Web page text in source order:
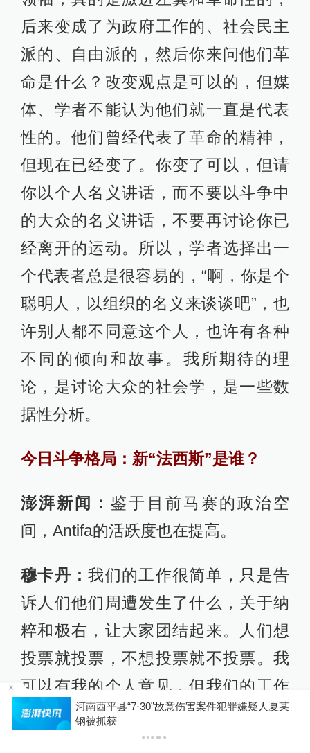
后来变成了为政府工作的、社会民主
派的、自由派的，然后你来问他们革
命是什么？改变观点是可以的，但媒
体、学者不能认为他们就一直是代表
性的。他们曾经代表了革命的精神，
但现在已经变了。你变了可以，但请
你以个人名义讲话，而不要以斗争中
的大众的名义讲话，不要再讨论你已
经离开的运动。所以，学者选择出一
个代表者总是很容易的，“啊，你是个
聪明人，以组织的名义来谈谈吧”，也
许别人都不同意这个人，也许有各种
不同的倾向和故事。我所期待的理
论，是讨论大众的社会学，是一些数
据性分析。
今日斗争格局：新“法西斯”是谁？
澎湃新闻： 鉴于目前马赛的政治空
间，Antifa的活跃度也在提高。
穆卡丹：我们的工作很简单，只是告
诉人们他们周遭发生了什么，关于纳
粹和极右，让大家团结起来。人们想
投票就投票，不想投票就不投票。我
可以有我的个人意见，但我们的工作
不是教别人给谁投票。
河南西平县“7·30”故意伤害案件犯罪嫌疑人夏某
钢被抓获